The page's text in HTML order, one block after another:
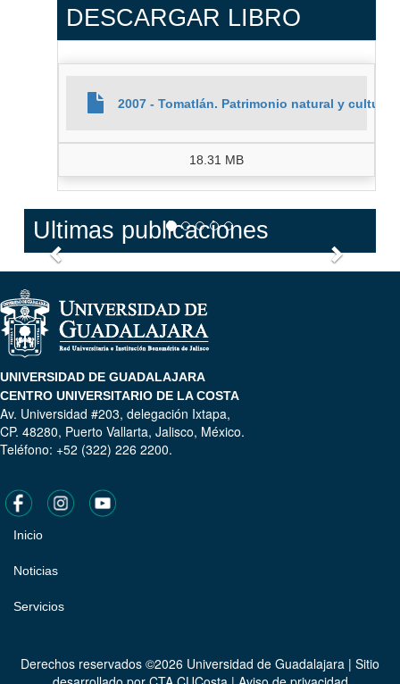
DESCARGAR LIBRO
2007 - Tomatlán. Patrimonio natural y
18.31 MB
Ultimas publicaciones
Anterior
UNIVERSIDAD DE GUADALAJARA
CENTRO UNIVERSITARIO DE LA COSTA
Av. Universidad #203, delegación Ixtapa,
CP. 48280, Puerto Vallarta, Jalisco, México.
Teléfono: +52 (322) 226 2200.
Pie
de
página
Inicio
Noticias
Servicios
Derechos reservados ©2026 Universidad de Guadalajara | Sitio